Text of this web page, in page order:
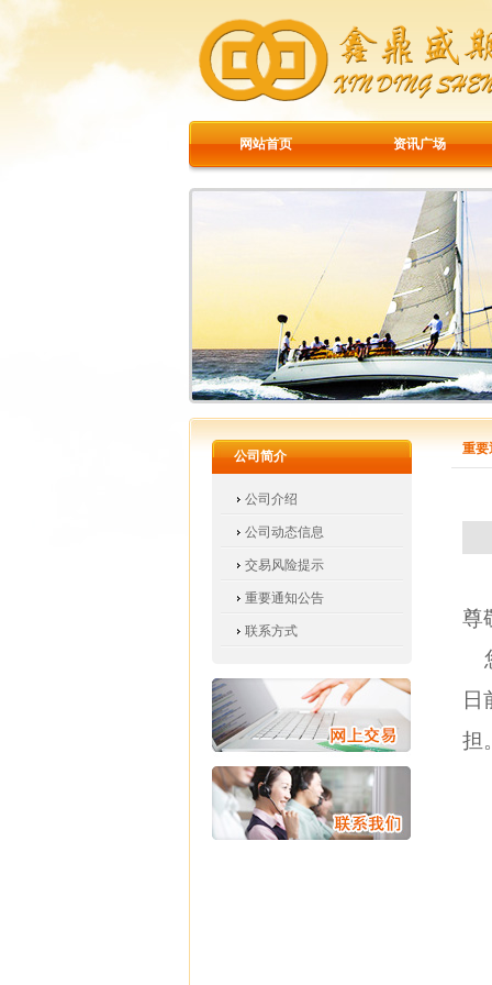
网站首页 资讯广场
公司简介
公司介绍
公司动态信息
交易风险提示
重要通知公告
联系方式
重要
尊
日
担。